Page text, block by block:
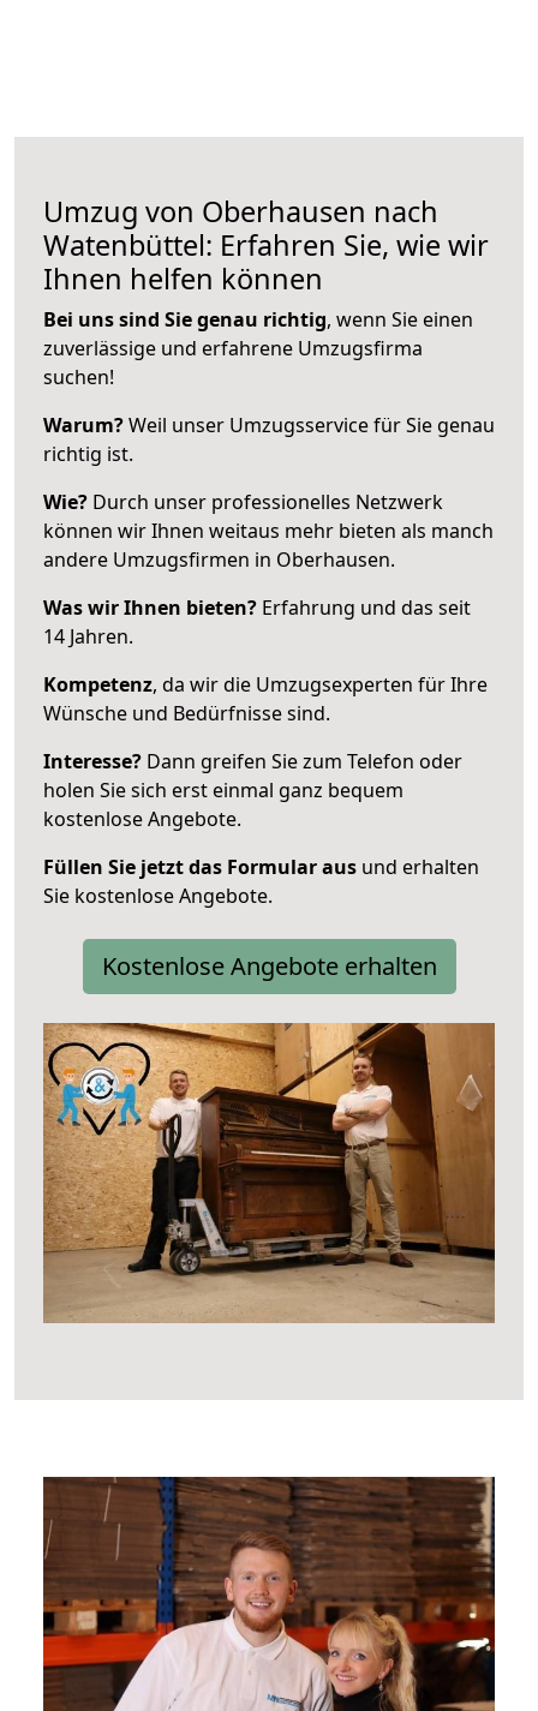
Umzug von Oberhausen nach
Watenbüttel: Erfahren Sie, wie wir
Ihnen helfen können
Bei uns sind Sie genau richtig, wenn Sie einen
zuverlässige und erfahrene Umzugsfirma
suchen!
Warum?Weil unser Umzugsservice für Sie genau
richtig ist.
Wie? Durch unser professionelles Netzwerk
können wir Ihnen weitaus mehr bieten als manch
andere Umzugsfirmen in Oberhausen.
Was wir Ihnen bieten? Erfahrung und das seit
14 Jahren.
Kompetenz, da wir die Umzugsexperten für Ihre
Wünsche und Bedürfnisse sind.
Interesse? Dann greifen Sie zum Telefon oder
holen Sie sich erst einmal ganz bequem
kostenlose Angebote.
Füllen Sie jetzt das Formular aus und erhalten
Sie kostenlose Angebote.
Kostenlose Angebote erhalten